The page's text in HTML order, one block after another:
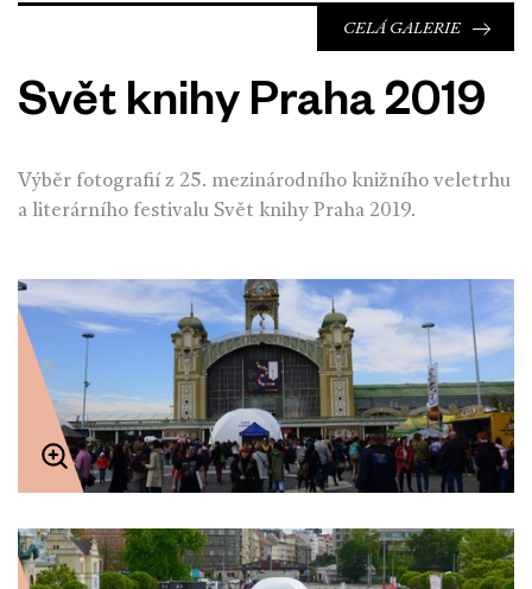
Svět knihy Praha 2019
Výběr fotografií z 25. mezinárodního knižního veletrhu
a literárního festivalu Svět knihy Praha 2019.
CELÁ GALERIE